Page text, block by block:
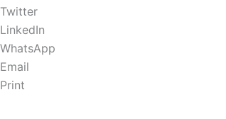
Twitter
LinkedIn
WhatsApp
Email
Print